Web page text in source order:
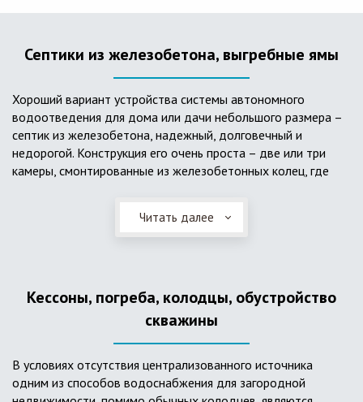
Септики из железобетона, выгребные ямы
Хороший вариант устройства системы автономного
водоотведения для дома или дачи небольшого размера –
септик из железобетона, надежный, долговечный и
недорогой. Конструкция его очень проста – две или три
камеры, смонтированные из железобетонных колец, где
слой дренажа, устроенный из щебня и песка. Для септика
требуется только очищение через определенное время
большую прочность по сравнению с пластиковыми
Читать далее
Кессоны, погреба, колодцы, обустройство
скважины
В условиях отсутствия централизованного источника
одним из способов водоснабжения для загородной